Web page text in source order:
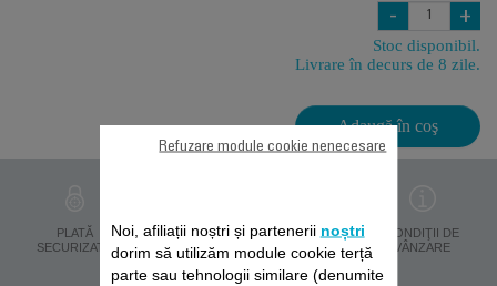
- +
Stoc disponibil.
Livrare în decurs de 8 zile.
Adaugă în coş
PLATĂ
SECURIZATĂ
LIVRARE ÎN 8 ZILE
PROTECŢIA
DATELOR
PERSONALE
CONDIŢII DE
VÂNZARE
Noi, afiliații noștri și partenerii noștri
dorim să utilizăm module cookie terță
parte sau tehnologii similare (denumite
Refuzare module cookie nenecesare